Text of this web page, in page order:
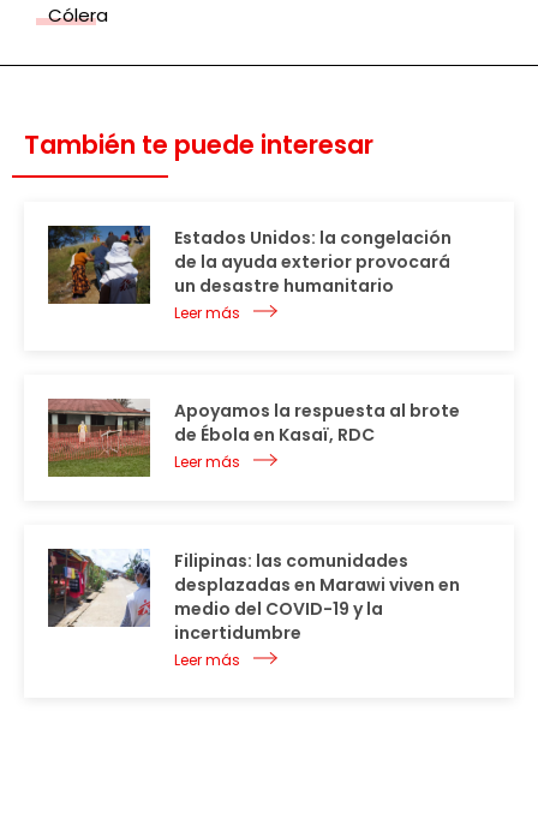
Cólera
También te puede interesar
Estados Unidos: la congelación
de la ayuda exterior provocará
un desastre humanitario
Leer más
Apoyamos la respuesta al brote
de Ébola en Kasaï, RDC
Leer más
Filipinas: las comunidades
desplazadas en Marawi viven en
medio del COVID-19 y la
incertidumbre
Leer más